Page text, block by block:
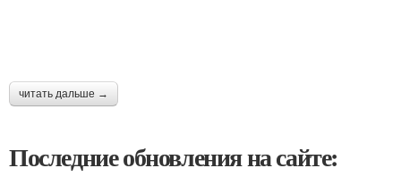
читать дальше →
Последние обновления на сайте: